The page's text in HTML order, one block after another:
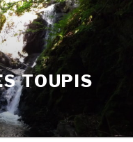
TOUPIS